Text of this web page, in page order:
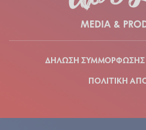
ΔΗΛΩΣΗ ΣΥΜΜΟΡΦΩΣΗΣ
ΠΟΛΙΤΙΚΗ